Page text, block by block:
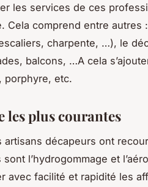
les services de ces
Cela comprend entre autres
charpente, …), le
balcons, …A cela
porphyre, etc.
les plus courantes
décapeurs ont
l’hydrogommage et
avec facilité et rapidité les